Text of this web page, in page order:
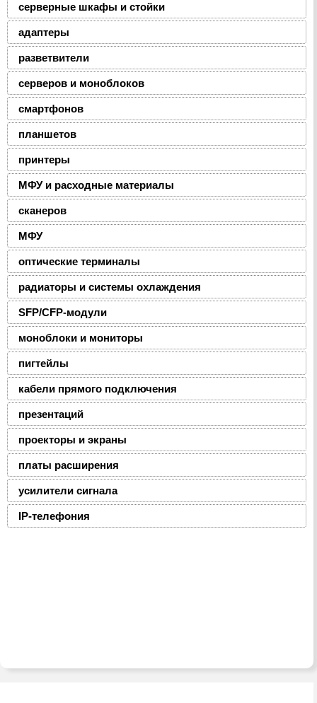
серверные шкафы и стойки
адаптеры
разветвители
серверов и моноблоков
смартфонов
планшетов
принтеры
МФУ и расходные материалы
сканеров
МФУ
оптические терминалы
радиаторы и системы охлаждения
SFP/CFP-модули
моноблоки и мониторы
пигтейлы
кабели прямого подключения
презентаций
проекторы и экраны
платы расширения
усилители сигнала
IP-телефония